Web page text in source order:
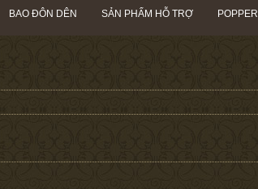
BAO ĐÔN DÊN SẢN PHẨM HỖ TRỢ POPPER